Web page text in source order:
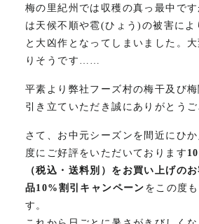
梅の里紀州では収穫の真っ最中で
は天候不順や雹(ひょう)の被害によ
と大凶作となってしまいました。
りそうです……
平素より弊社フーズ村の梅干及び
引き立ていただき誠にありがとうご
さて、お中元シーズンを間近にひ
度にご好評をいただいております
（税込・送料別）をお買い上げの
品10%割引キャンペーン をこの度
す。